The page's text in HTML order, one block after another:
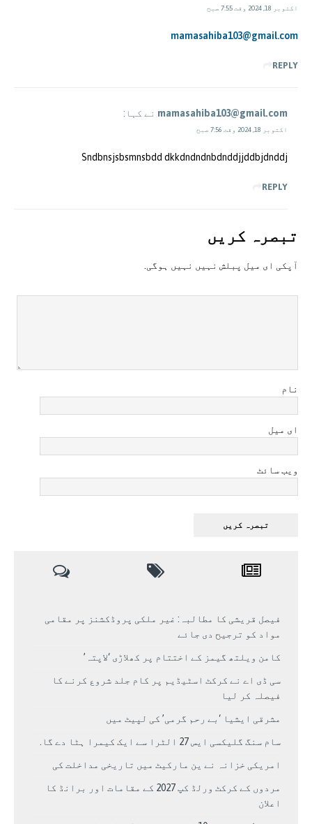
اکتوبر 18, 2024 وقت 7:55 صبح
mamasahiba103@gmail.com
REPLY
mamasahiba103@gmail.com نے کہا:
اکتوبر 18, 2024 وقت 7:56 صبح
Sndbnsjsbsmnsbdd dkkdndndnbdnddjjddbjdnddj
REPLY
تبصرہ کريں
آپکی ای ميل پبلش نہيں نہيں ہوگی.
نام
ای میل
ویب سائٹ
فیصل قریشی کا مطالبہ: غیر ملکی پروڈکشنز پر مقامی
مواد کو ترجیح دی جائے
کامن ویلتھ گیمز کے اختتام پر کھلاڑی ‘لاپتہ’
سی ڈی اے نے کرکٹ اسٹیڈیم پر کام جلد شروع کرنے کا
فیصلہ کر لیا
مشرقی ایشیا ‘بے رحم گرمی’ کی لپیٹ میں
سام سنگ گلیکسی ایس 27 الٹرا سے ایک کیمرا ہٹا دے گا.
امریکی خزانہ نے ین مارکیٹ میں تاریخی مداخلت کی
مردوں کے کرکٹ ورلڈ کپ 2027 کے مقامات اور برانڈ کا
اعلان